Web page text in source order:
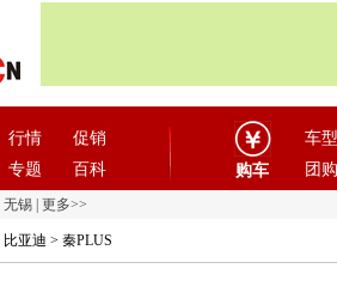
行情
促销
专题 百科 购车
车型
团购
无锡 更多>>
比亚迪 > 秦PLUS